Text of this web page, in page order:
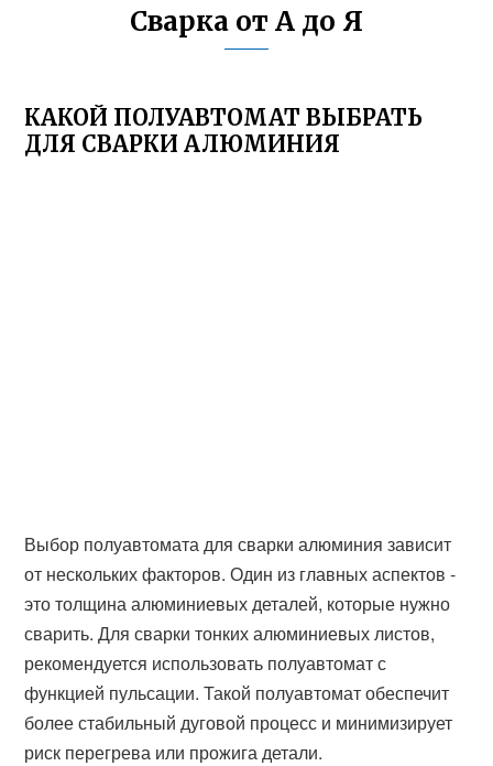
Сварка от А до Я
КАКОЙ ПОЛУАВТОМАТ ВЫБРАТЬ
ДЛЯ СВАРКИ АЛЮМИНИЯ
Выбор полуавтомата для сварки алюминия зависит
от нескольких факторов. Один из главных аспектов -
это толщина алюминиевых деталей, которые нужно
сварить. Для сварки тонких алюминиевых листов,
рекомендуется использовать полуавтомат с
функцией пульсации. Такой полуавтомат обеспечит
более стабильный дуговой процесс и минимизирует
риск перегрева или прожига детали.